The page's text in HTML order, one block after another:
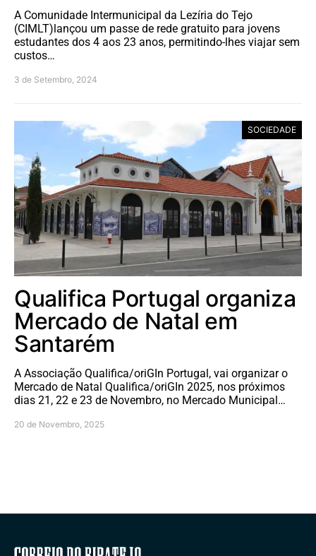
A Comunidade Intermunicipal da Lezíria do Tejo
(CIMLT)lançou um passe de rede gratuito para jovens
estudantes dos 4 aos 23 anos, permitindo-lhes viajar sem
custos…
3 de Setembro, 2024
SOCIEDADE
Qualifica Portugal organiza
Mercado de Natal em
Santarém
A Associação Qualifica/oriGIn Portugal, vai organizar o
Mercado de Natal Qualifica/oriGIn 2025, nos próximos
dias 21, 22 e 23 de Novembro, no Mercado Municipal…
20 de Novembro, 2025